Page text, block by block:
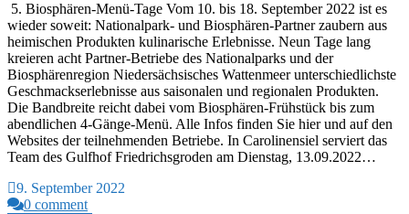
5. Biosphären-Menü-Tage Vom 10. bis 18. September 2022 ist es
wieder soweit: Nationalpark- und Biosphären-Partner zaubern aus
heimischen Produkten kulinarische Erlebnisse. Neun Tage lang
kreieren acht Partner-Betriebe des Nationalparks und der
Biosphärenregion Niedersächsisches Wattenmeer unterschiedlichste
Geschmackserlebnisse aus saisonalen und regionalen Produkten.
Die Bandbreite reicht dabei vom Biosphären-Frühstück bis zum
abendlichen 4-Gänge-Menü. Alle Infos finden Sie hier und auf den
Websites der teilnehmenden Betriebe. In Carolinensiel serviert das
Team des Gulfhof Friedrichsgroden am Dienstag, 13.09.2022…
9. September 2022
0 comment